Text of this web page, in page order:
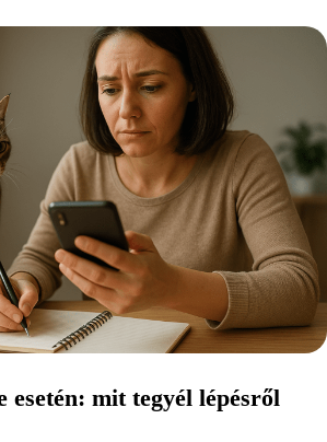
esetén: mit tegyél lépésről